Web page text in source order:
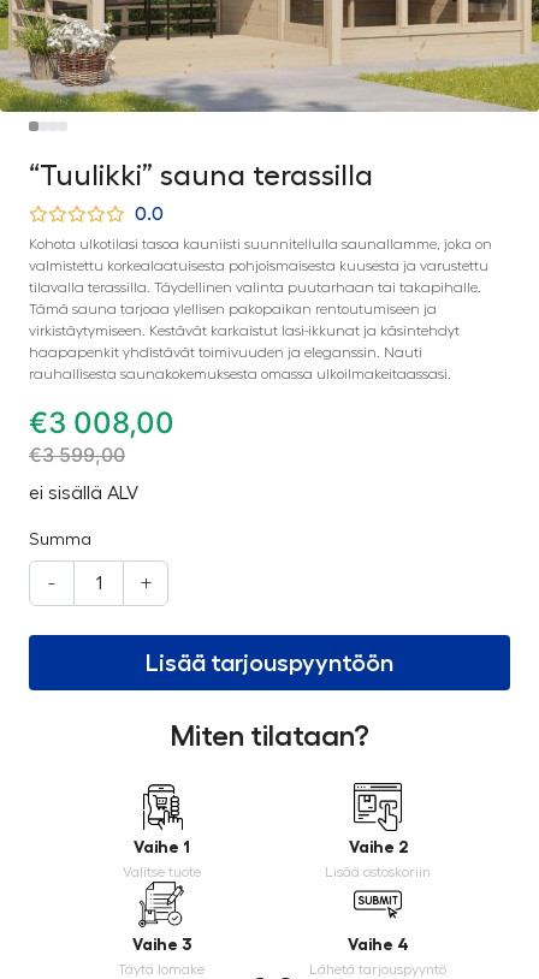
“Tuulikki” sauna terassilla
0.0
Kohota ulkotilasi tasoa kauniisti suunnitellulla saunallamme, joka on
valmistettu korkealaatuisesta pohjoismaisesta kuusesta ja varustettu
tilavalla terassilla. Täydellinen valinta puutarhaan tai takapihalle.
Tämä sauna tarjoaa ylellisen pakopaikan rentoutumiseen ja
virkistäytymiseen. Kestävät karkaistut lasi-ikkunat ja käsintehdyt
haapapenkit yhdistävät toimivuuden ja eleganssin. Nauti
rauhallisesta saunakokemuksesta omassa ulkoilmakeitaassasi.
€3 008,00
€3 599,00
ei sisällä ALV
Summa
- +
Lisää tarjouspyyntöön
Miten tilataan?
Vaihe 1
Valitse tuote
Vaihe 2
Lisää ostoskoriin
Vaihe 3
Täytä lomake
Vaihe 4
Lähetä tarjouspyyntö